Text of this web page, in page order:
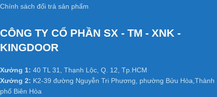
Chính sách đổi trả sản phẩm
CÔNG TY CỔ PHẦN SX - TM - XNK -
KINGDOOR
Xưởng 1: 40 TL 31, Thạnh Lộc, Q. 12, Tp.HCM
Xưởng 2: K2-39 đường Nguyễn Tri Phương, phường Bửu Hòa,Thành
phố Biên Hòa